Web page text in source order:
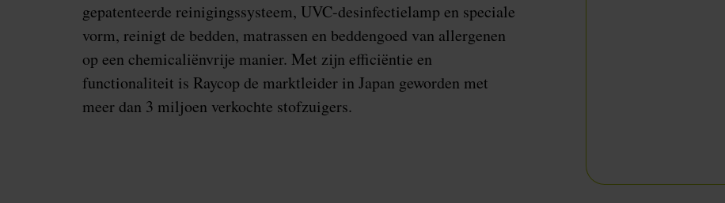
gepatenteerde reinigingssysteem, UVC-desinfectielamp en speciale
vorm, reinigt de bedden, matrassen en beddengoed van allergenen
op een chemicaliënvrije manier. Met zijn efficiëntie en
functionaliteit is Raycop de marktleider in Japan geworden met
meer dan 3 miljoen verkochte stofzuigers.